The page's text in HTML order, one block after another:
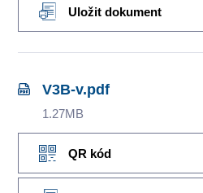
Uložit dokument
V3B-v.pdf
1.27MB
QR kód